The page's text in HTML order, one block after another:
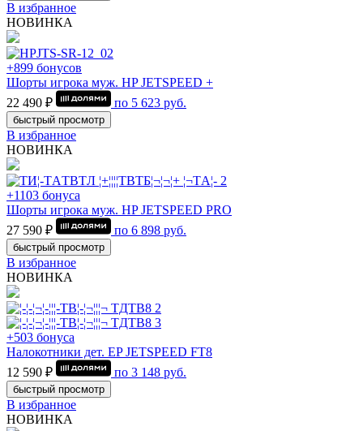
В избранное
НОВИНКА
+899 бонусов
Шорты игрока муж. HP JETSPEED +
22 490 ₽
по 5 623 руб.
быстрый просмотр
В избранное
НОВИНКА
+1103 бонуса
Шорты игрока муж. HP JETSPEED PRO
27 590 ₽
по 6 898 руб.
быстрый просмотр
В избранное
НОВИНКА
+503 бонуса
Налокотники дет. EP JETSPEED FT8
12 590 ₽
по 3 148 руб.
быстрый просмотр
В избранное
НОВИНКА